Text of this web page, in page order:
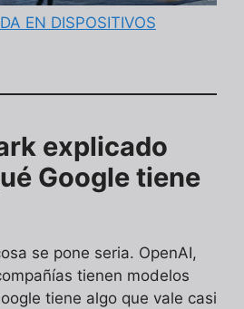
EN DISPOSITIVOS
explicado
Google tiene
se pone seria. OpenAI,
tienen modelos
tiene algo que vale casi